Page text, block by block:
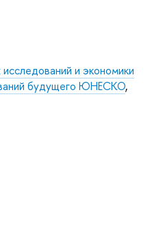
и экономики
будущего ЮНЕСКО,